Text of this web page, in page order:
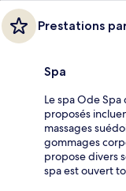
Prestations
Spa
Le spa Ode Spa
proposés
massages
gommages
propose divers
spa est ouvert